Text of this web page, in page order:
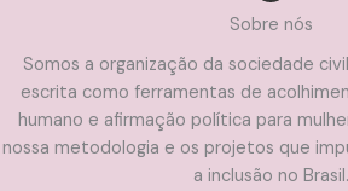
Sobre nós
Somos a organização da sociedade
escrita como ferramentas de
humano e afirmação política para
nossa metodologia e os projetos que
a inclusão no Brasil.